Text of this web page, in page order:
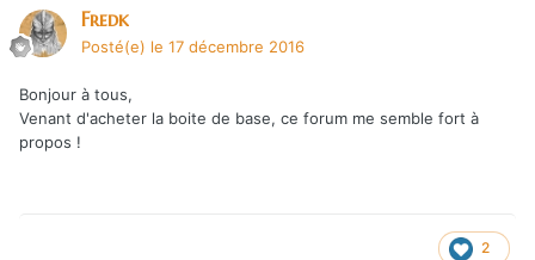
Fredk
Posté(e) le 17 décembre 2016
Bonjour à tous,
Venant d'acheter la boite de base, ce forum me semble fort à
propos !
2